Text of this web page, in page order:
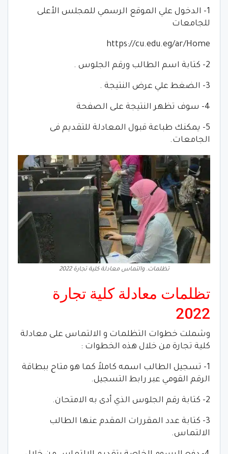
1- الدخول علي الموقع الرسمي للمجلس الأعلى
للجامعات
https://cu.edu.eg/ar/Home
2- كتابة اسم الطالب ورقم الجلوس .
3- الضغط علي عرض النتيجة .
4- سوف تظهر النتيجة على الصفحة
5- يمكنك طباعة قبول المعادلة للتقديم فى
الجامعات.
تظلمات. والتماس معادلة كلية تجارة 2022
تظلمات معادلة كلية تجارة
2022
وشملت خطوات التظلمات و الالتماس على معادلة
كلية تجارة من خلال هذه الخطوات :
1- تسجيل الطالب اسمه كاملاً كما هو متاح ببطاقة
الرقم القومي عبر رابط التسجيل.
2- كتابة رقم الجلوس الذي أدى به الامتحان.
3- كتابة عدد المقررات المقدم عنها الطالب
الالتماس.